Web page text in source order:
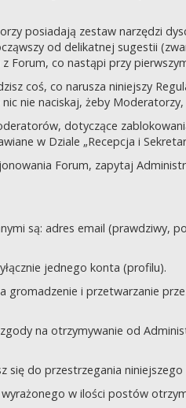
posiadają zestaw narzędzi
od delikatnej sugestii
Forum, co nastąpi przy
coś, co narusza niniejszy
nie naciskaj, żeby
dotyczące
w Dziale „Recepcja i
Forum, zapytaj
są: adres email (prawdziwy,
jednego konta (profilu).
gromadzenie i przetwarzanie
na otrzymywanie od
się do przestrzegania niniejszego
w ilości postów